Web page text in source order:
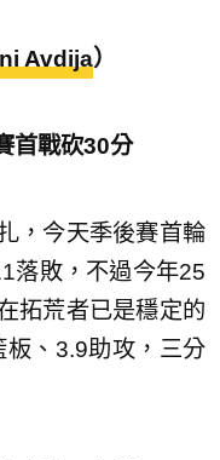
Avdija）
首戰砍30分
，今天季後賽首輪
落敗，不過今年25
拓荒者已是穩定的
、3.9助攻，三分